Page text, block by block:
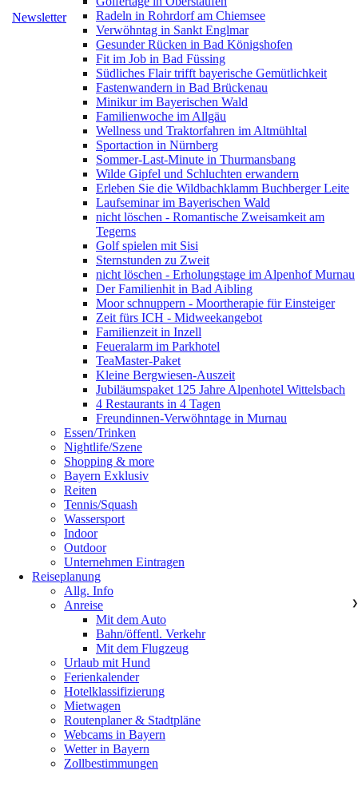
Newsletter
Radeln in Rohrdorf am Chiemsee
Verwöhntag in Sankt Englmar
Gesunder Rücken in Bad Königshofen
Fit im Job in Bad Füssing
Südliches Flair trifft bayerische Gemütlichkeit
Fastenwandern in Bad Brückenau
Minikur im Bayerischen Wald
Familienwoche im Allgäu
Wellness und Traktorfahren im Altmühltal
Sportaction in Nürnberg
Sommer-Last-Minute in Thurmansbang
Wilde Gipfel und Schluchten erwandern
Erleben Sie die Wildbachklamm Buchberger Leite
Laufseminar im Bayerischen Wald
nicht löschen - Romantische Zweisamkeit am
Tegerns
Golf spielen mit Sisi
Sternstunden zu Zweit
nicht löschen - Erholungstage im Alpenhof Murnau
Der Familienhit in Bad Aibling
Moor schnuppern - Moortherapie für Einsteiger
Zeit fürs ICH - Midweekangebot
Familienzeit in Inzell
Feueralarm im Parkhotel
TeaMaster-Paket
Kleine Bergwiesen-Auszeit
Jubiläumspaket 125 Jahre Alpenhotel Wittelsbach
4 Restaurants in 4 Tagen
Freundinnen-Verwöhntage in Murnau
Essen/Trinken
Nightlife/Szene
Shopping & more
Bayern Exklusiv
Reiten
Tennis/Squash
Wassersport
Indoor
Outdoor
Unternehmen Eintragen
Reiseplanung
Allg. Info
Anreise
❯
Mit dem Auto
Bahn/öffentl. Verkehr
Mit dem Flugzeug
Urlaub mit Hund
Ferienkalender
Hotelklassifizierung
Mietwagen
Routenplaner & Stadtpläne
Webcams in Bayern
Wetter in Bayern
Zollbestimmungen